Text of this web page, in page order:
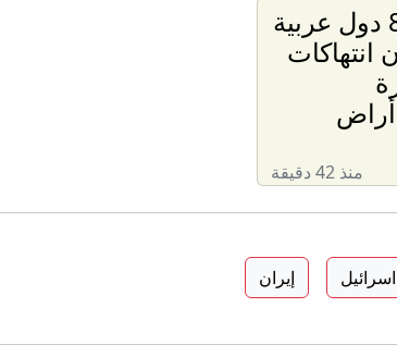
وزراء خارجية 8 دول عربية
انتهاكات
منذ 42 دقيقة
اسرائيل إيران